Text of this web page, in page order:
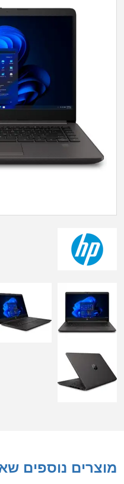
מוצרים נוספים